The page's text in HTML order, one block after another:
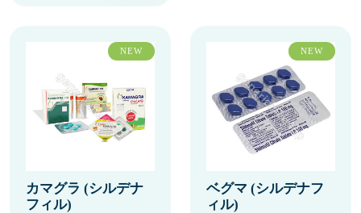
NEW
カマグラ (シルデナ
フィル)
NEW
ベグマ (シルデナフ
ィル)